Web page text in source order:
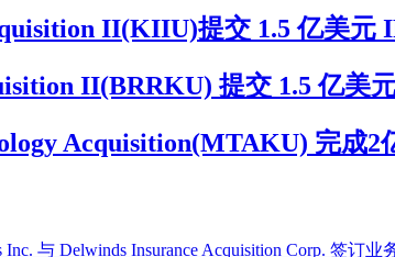
II(KIIU)提交 1.5 亿美元
II(BRRKU) 提交 1.5 亿美
Acquisition(MTAKU) 完成
与 Delwinds Insurance Acquisition Corp. 签订业